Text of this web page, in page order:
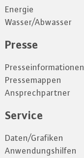
Energie
Wasser/Abwasser
Presse
Presseinformationen
Pressemappen
Ansprechpartner
Service
Daten/Grafiken
Anwendungshilfen